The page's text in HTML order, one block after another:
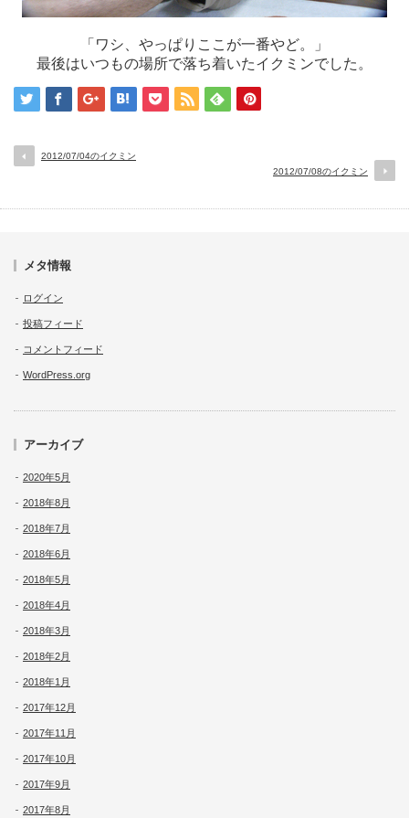
「ワシ、やっぱりここが一番やど。」
最後はいつもの場所で落ち着いたイクミンでした。
2012/07/04のイクミン
2012/07/08のイクミン
メタ情報
ログイン
投稿フィード
コメントフィード
WordPress.org
アーカイブ
2020年5月
2018年8月
2018年7月
2018年6月
2018年5月
2018年4月
2018年3月
2018年2月
2018年1月
2017年12月
2017年11月
2017年10月
2017年9月
2017年8月